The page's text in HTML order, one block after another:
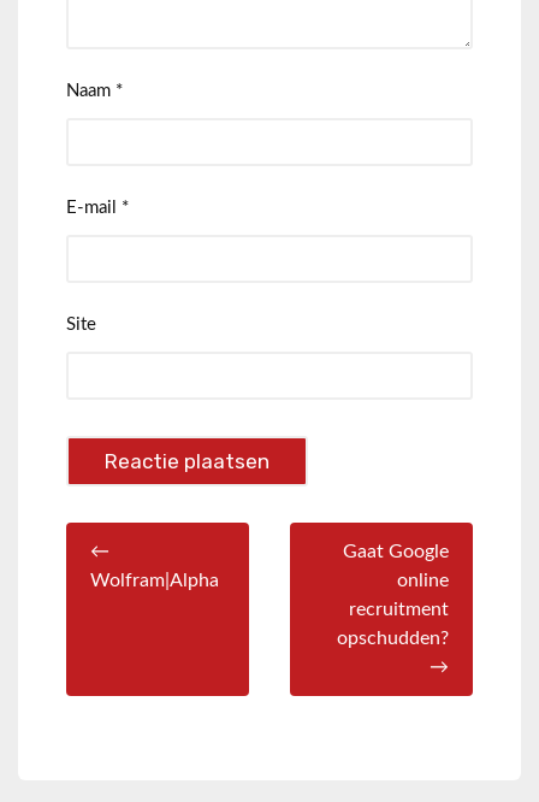
Naam *
E-mail *
Site
←
Wolfram|Alpha
Gaat Google
online
recruitment
opschudden?
→